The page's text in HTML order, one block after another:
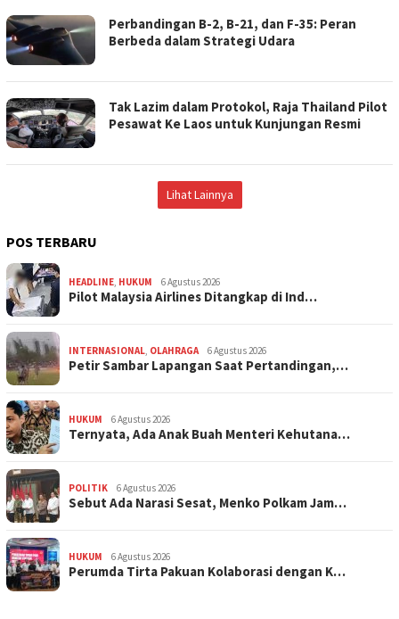
Perbandingan B-2, B-21, dan F-35: Peran
Berbeda dalam Strategi Udara
Tak Lazim dalam Protokol, Raja Thailand Pilot
Pesawat Ke Laos untuk Kunjungan Resmi
Lihat Lainnya
POS TERBARU
HEADLINE, HUKUM 6 Agustus 2026
Pilot Malaysia Airlines Ditangkap di Ind…
INTERNASIONAL, OLAHRAGA 6 Agustus 2026
Petir Sambar Lapangan Saat Pertandingan,…
HUKUM 6 Agustus 2026
Ternyata, Ada Anak Buah Menteri Kehutana…
POLITIK 6 Agustus 2026
Sebut Ada Narasi Sesat, Menko Polkam Jam…
HUKUM 6 Agustus 2026
Perumda Tirta Pakuan Kolaborasi dengan K…